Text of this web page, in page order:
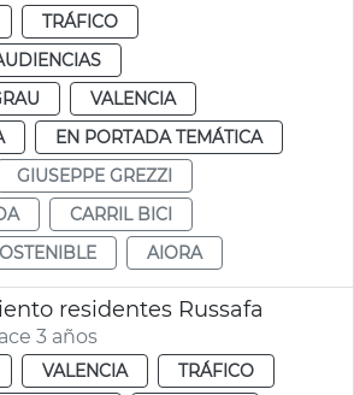
TRÁFICO
VALENCIA
EN PORTADA TEMÁTICA
GIUSEPPE GREZZI
CARRIL BICI
AIORA
residentes Russafa
3 años
VALENCIA
TRÁFICO